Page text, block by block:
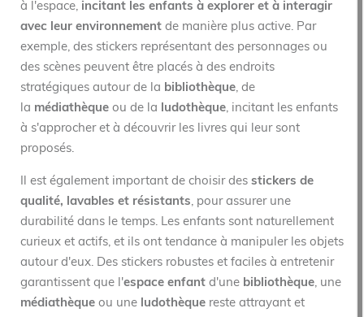
à l'espace, incitant les enfants à explorer et à interagir
avec leur environnement de manière plus active. Par
exemple, des stickers représentant des personnages ou
des scènes peuvent être placés à des endroits
stratégiques autour de la bibliothèque, de
la médiathèque ou de la ludothèque, incitant les enfants
à s'approcher et à découvrir les livres qui leur sont
proposés.
Il est également important de choisir des stickers de
qualité, lavables et résistants, pour assurer une
durabilité dans le temps. Les enfants sont naturellement
curieux et actifs, et ils ont tendance à manipuler les objets
autour d'eux. Des stickers robustes et faciles à entretenir
garantissent que l'espace enfant d'une bibliothèque, une
médiathèque ou une ludothèque reste attrayant et